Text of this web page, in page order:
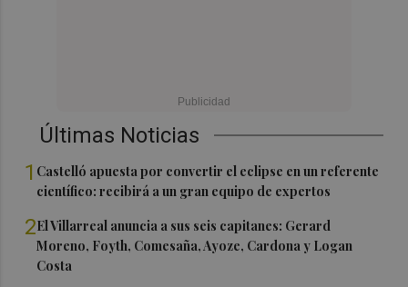
Últimas Noticias
1 Castelló apuesta por convertir el eclipse en un referente
científico: recibirá a un gran equipo de expertos
2El Villarreal anuncia a sus seis capitanes: Gerard
Moreno, Foyth, Comesaña, Ayoze, Cardona y Logan
Costa